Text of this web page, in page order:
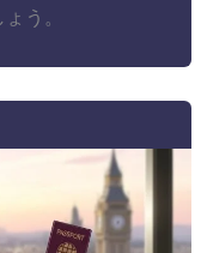
う。